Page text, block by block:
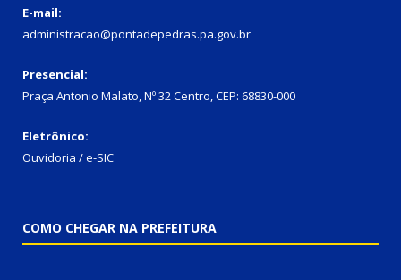
E-mail:
administracao@pontadepedras.pa.gov.br
Presencial:
Praça Antonio Malato, Nº 32 Centro, CEP: 68830-000
Eletrônico:
Ouvidoria / e-SIC
COMO CHEGAR NA PREFEITURA